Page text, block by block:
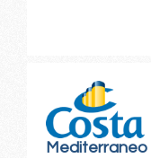
Mediterraneo